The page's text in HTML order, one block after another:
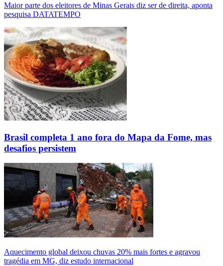
Maior parte dos eleitores de Minas Gerais diz ser de direita, aponta
pesquisa DATATEMPO
Brasil completa 1 ano fora do Mapa da Fome, mas
desafios persistem
Aquecimento global deixou chuvas 20% mais fortes e agravou
tragédia em MG, diz estudo internacional